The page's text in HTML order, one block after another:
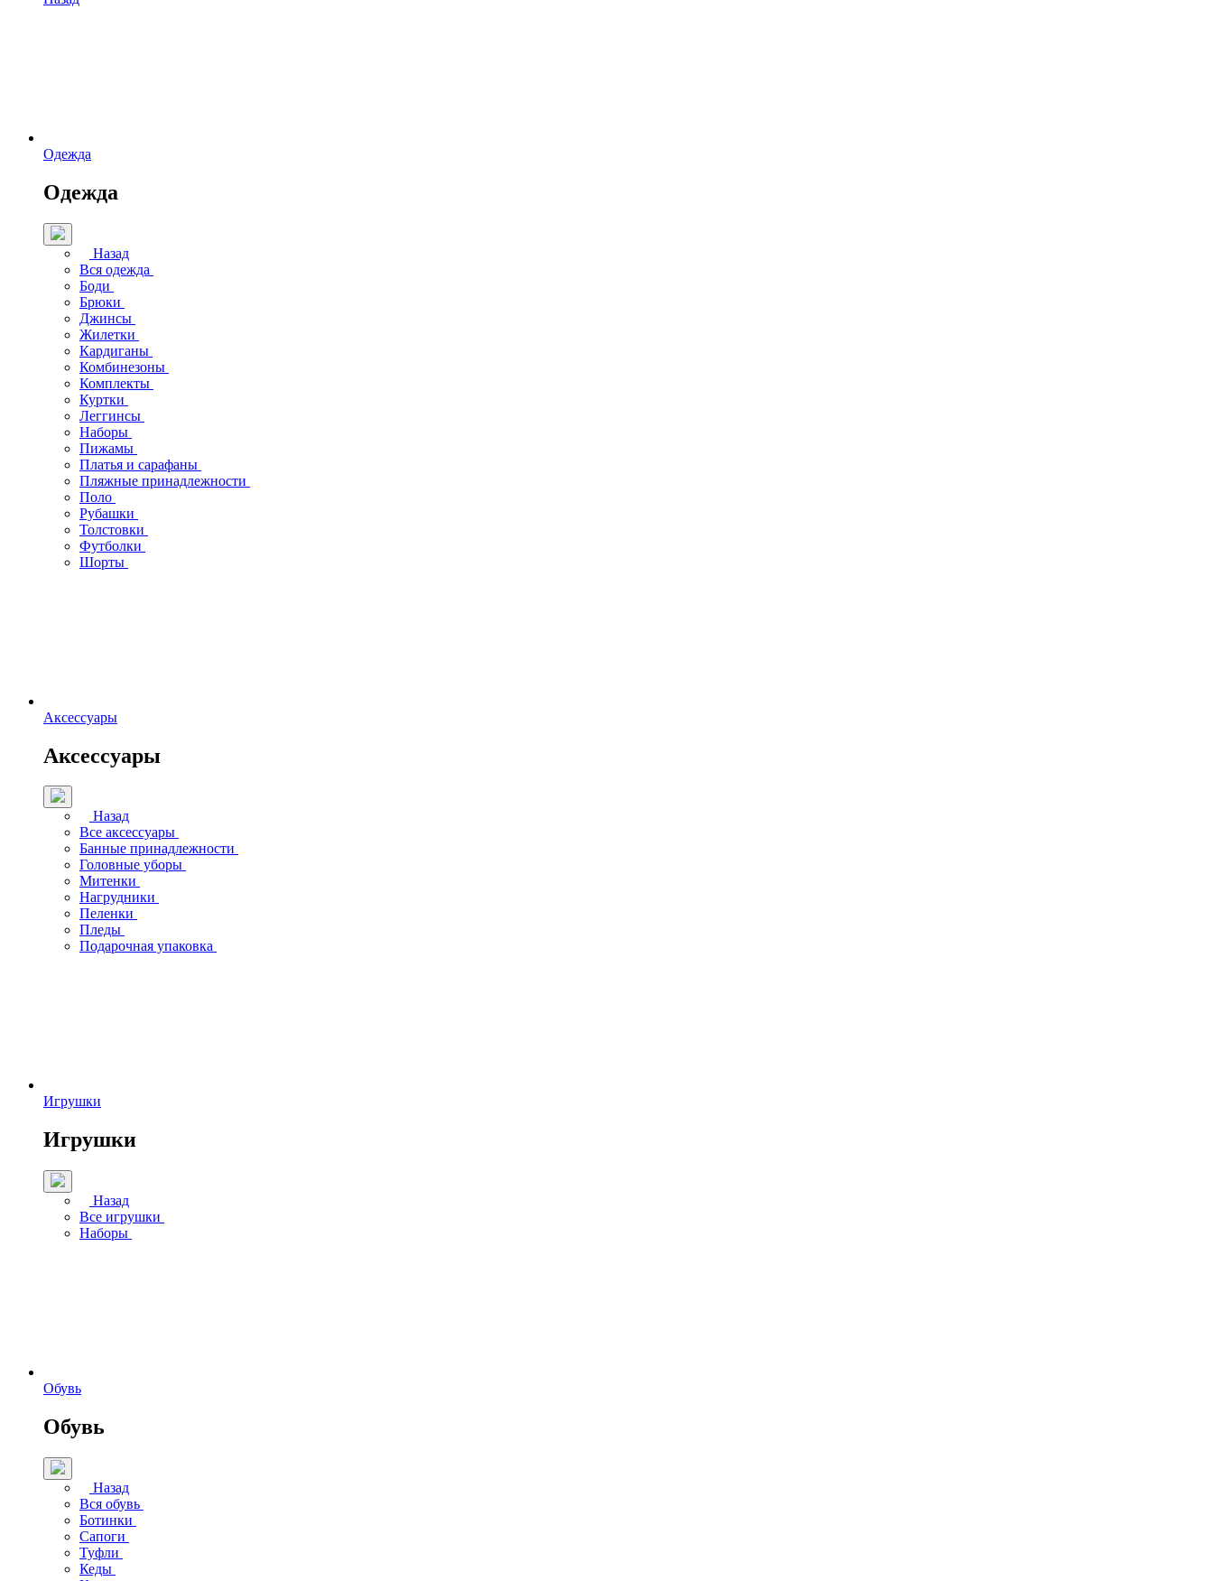
Одежда
Одежда
Назад
Вся одежда
Боди
Брюки
Джинсы
Жилетки
Кардиганы
Комбинезоны
Комплекты
Куртки
Леггинсы
Наборы
Пижамы
Платья и сарафаны
Пляжные принадлежности
Поло
Рубашки
Толстовки
Футболки
Шорты
Аксессуары
Аксессуары
Назад
Все аксессуары
Банные принадлежности
Головные уборы
Митенки
Нагрудники
Пеленки
Пледы
Подарочная упаковка
Игрушки
Игрушки
Назад
Все игрушки
Наборы
Обувь
Обувь
Назад
Вся обувь
Ботинки
Сапоги
Туфли
Кеды